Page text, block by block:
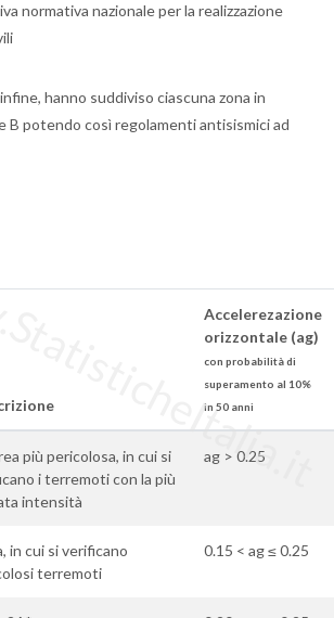
normativa nazionale per la realizzazione
hanno suddiviso ciascuna zona in
B potendo così regolamenti antisismici ad
Accelerezazione
orizzontale (ag)
con probabilità di
superamento al 10%
in 50 anni
più pericolosa, in cui si
i terremoti con la più
intensità
ag > 0.25
in cui si verificano
terremoti
0.15 < ag ≤ 0.25